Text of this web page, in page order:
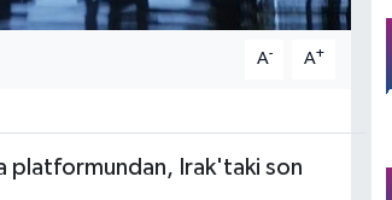
A- A+
platformundan, Irak'taki son